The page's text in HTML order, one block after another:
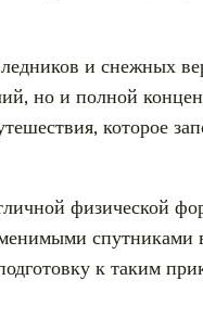
и снежных
но и полной
которое
физической
к таким